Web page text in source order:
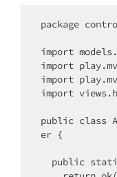
package
import
import
import
import
public class
er {